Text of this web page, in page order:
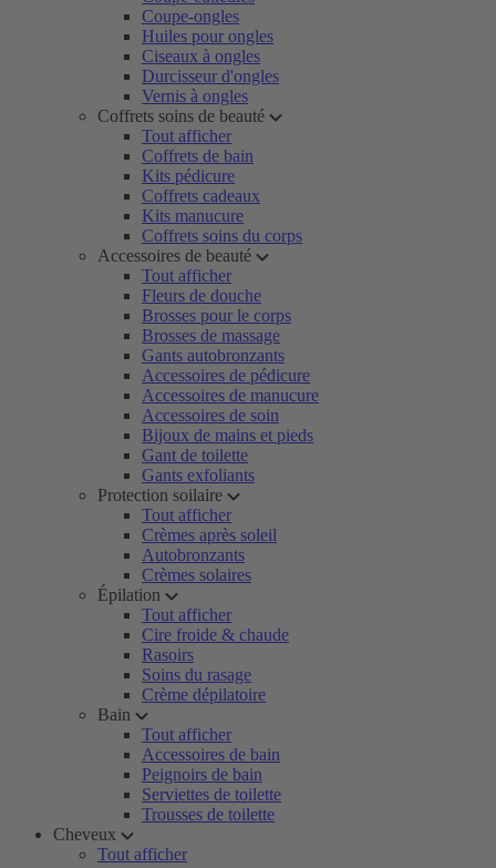
Coupe-ongles
Huiles pour ongles
Ciseaux à ongles
Durcisseur d'ongles
Vernis à ongles
Coffrets soins de beauté
Tout afficher
Coffrets de bain
Kits pédicure
Coffrets cadeaux
Kits manucure
Coffrets soins du corps
Accessoires de beauté
Tout afficher
Fleurs de douche
Brosses pour le corps
Brosses de massage
Gants autobronzants
Accessoires de pédicure
Accessoires de manucure
Accessoires de soin
Bijoux de mains et pieds
Gant de toilette
Gants exfoliants
Protection soilaire
Tout afficher
Crèmes après soleil
Autobronzants
Crèmes solaires
Épilation
Tout afficher
Cire froide & chaude
Rasoirs
Soins du rasage
Crème dépilatoire
Bain
Tout afficher
Accessoires de bain
Peignoirs de bain
Serviettes de toilette
Trousses de toilette
Cheveux
Tout afficher